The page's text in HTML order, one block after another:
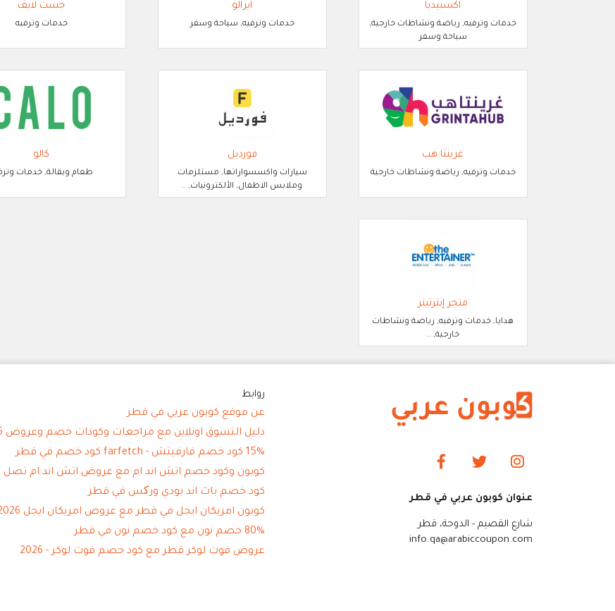
اكسبيديا
خدمات وترفيه, رياضة ونشاطات خارجية,
سياحة وسفر
ايرالو
خدمات وترفيه, سياحة وسفر
جست لايف
خدمات وترفيه
غرينتا هب
خدمات وترفيه, رياضة ونشاطات خارجية
فورديل
سيارات واكسسواراتها, مستلزمات
وملابس الاطفال, الألكترونيات, ..
كالو
طعام وبقالة, خدمات
متجر إنترتينر
هدايا, خدمات وترفيه, رياضة ونشاطات
خارجية, ..
عنوان كوبون عربي في قطر
شارع القصيم - الدوحة، قطر
info.qa@arabiccoupon.com
روابط
عن موقع كوبون عربي في قطر
دليل التسوق اونلاين مع مراجعات وكودات خصم وعروض 2026
15% كود خصم فارفيتش - farfetch كود خصم في قطر
كوبون وكود خصم اتش اند ام مع عروض اتش اند ام تصل 70%
كود خصم باث اند بودي ورکس في قطر
كوبون امريكان ايجل في قطر مع عروض امريكان ايجل 2026
80% خصم نون مع كود خصم نون في قطر
عروض فوت لوكر قطر مع كود خصم فوت لوكر - 2026